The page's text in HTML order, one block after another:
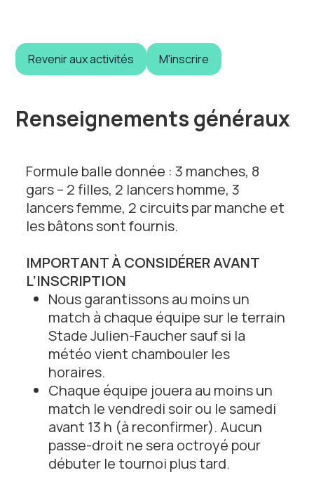
Revenir aux activités M'inscrire
Renseignements généraux
Formule balle donnée : 3 manches, 8
gars – 2 filles, 2 lancers homme, 3
lancers femme, 2 circuits par manche et
les bâtons sont fournis.
IMPORTANT À CONSIDÉRER AVANT
L’INSCRIPTION
Nous garantissons au moins un
match à chaque équipe sur le terrain
Stade Julien-Faucher sauf si la
météo vient chambouler les
horaires.
Chaque équipe jouera au moins un
match le vendredi soir ou le samedi
avant 13 h (à reconfirmer). Aucun
passe-droit ne sera octroyé pour
débuter le tournoi plus tard.